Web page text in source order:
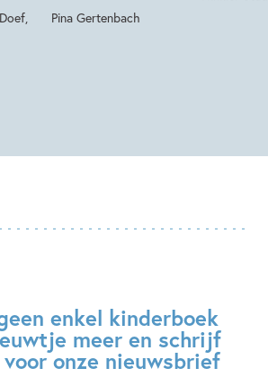
Pina Gertenbach
enkel kinderboek
meer en schrijf
onze nieuwsbrief